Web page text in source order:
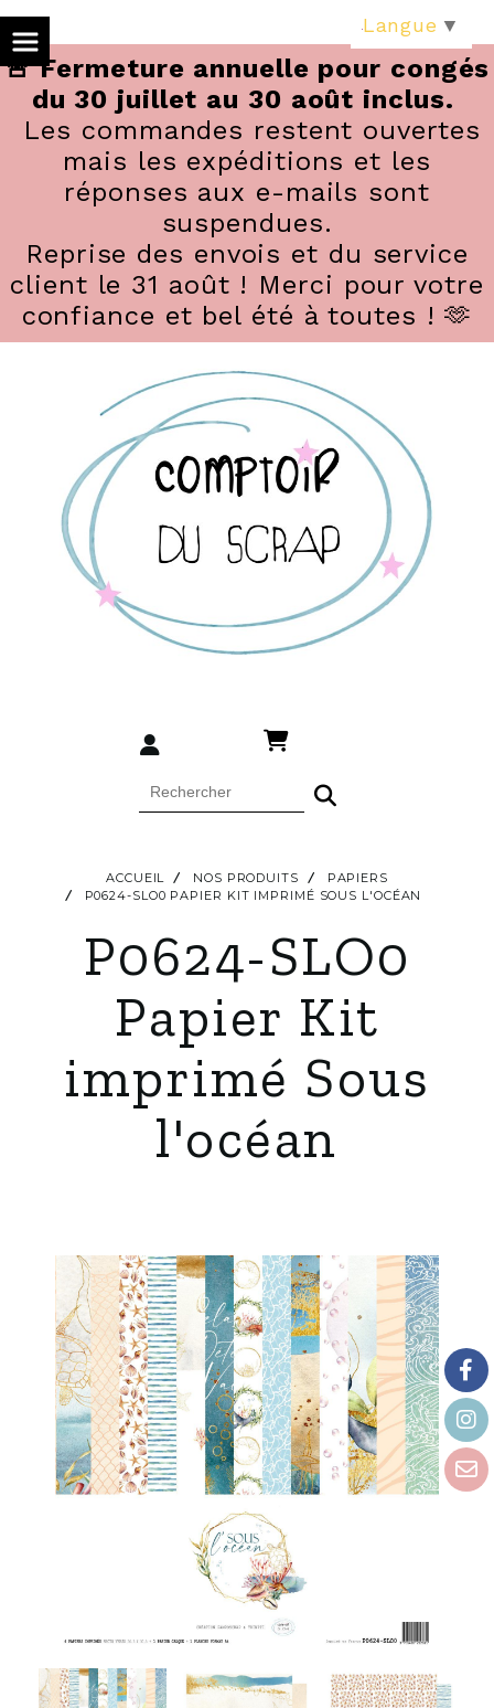
🚨 Fermeture annuelle pour congés
du 30 juillet au 30 août inclus.
Les commandes restent ouvertes
mais les expéditions et les
réponses aux e-mails sont
suspendues.
Reprise des envois et du service
client le 31 août ! Merci pour votre
confiance et bel été à toutes ! 🫶
ACCUEIL NOS PRODUITS
PAPIERS
P0624-SLO0 PAPIER KIT IMPRIMÉ SOUS L'OCÉAN
P0624-SLO0
Papier Kit
imprimé Sous
l'océan
Langue ▼